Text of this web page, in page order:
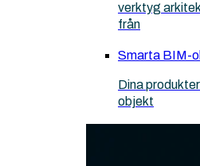
verktyg
från
Smarta BIM-
Dina
objekt